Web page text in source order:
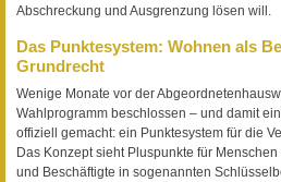
Abschreckung und Ausgrenzung lösen will.
Das Punktesystem: Wohnen als
Grundrecht
Wenige Monate vor der
Wahlprogramm beschlossen – und damit
offiziell gemacht: ein Punktesystem für die
Das Konzept sieht Pluspunkte für
und Beschäftigte in sogenannten